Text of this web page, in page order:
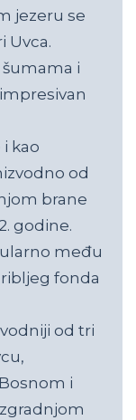
jezeru se
Uvca.
i
kao
od
brane
godine.
među
fonda
od tri
i